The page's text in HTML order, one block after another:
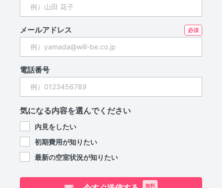
メールアドレス
電話番号
気になる内容を選んでください
内見をしたい
初期費用が知りたい
最新の空室状況が知りたい
無料